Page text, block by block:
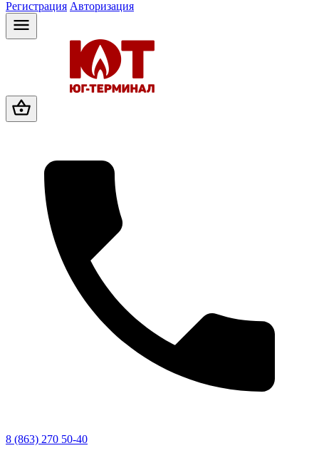
Регистрация Авторизация
8 (863) 270 50-40